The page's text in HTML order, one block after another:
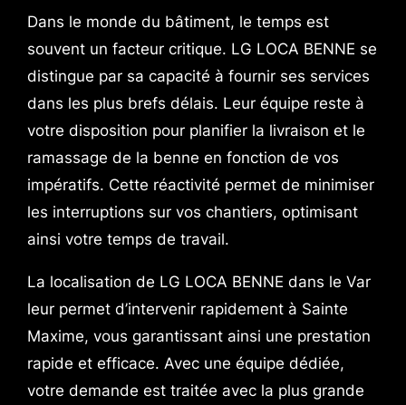
Dans le monde du bâtiment, le temps est
souvent un facteur critique. LG LOCA BENNE se
distingue par sa capacité à fournir ses services
dans les plus brefs délais. Leur équipe reste à
votre disposition pour planifier la livraison et le
ramassage de la benne en fonction de vos
impératifs. Cette réactivité permet de minimiser
les interruptions sur vos chantiers, optimisant
ainsi votre temps de travail.
La localisation de LG LOCA BENNE dans le Var
leur permet d’intervenir rapidement à Sainte
Maxime, vous garantissant ainsi une prestation
rapide et efficace. Avec une équipe dédiée,
votre demande est traitée avec la plus grande